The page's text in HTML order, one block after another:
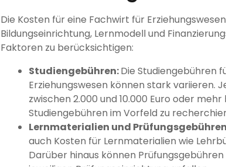
Die Kosten für eine Fachwirt für
Bildungseinrichtung, Lernmodell und
Faktoren zu berücksichtigen:
Studiengebühren:Die Studiengebühren
Erziehungswesen können stark variieren.
zwischen 2.000 und 10.000 Euro oder
Studiengebühren im Vorfeld zu
Lernmaterialien und
auch Kosten für Lernmaterialien wie
Darüber hinaus können